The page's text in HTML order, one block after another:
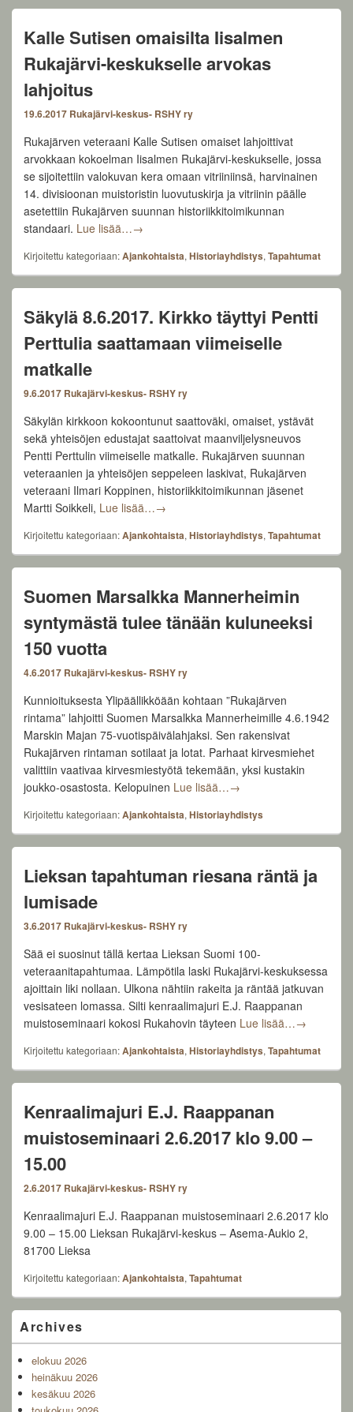
Kalle Sutisen omaisilta Iisalmen
Rukajärvi-keskukselle arvokas
lahjoitus
19.6.2017 Rukajärvi-keskus- RSHY ry
Rukajärven veteraani Kalle Sutisen omaiset lahjoittivat
arvokkaan kokoelman Iisalmen Rukajärvi-keskukselle, jossa
se sijoitettiin valokuvan kera omaan vitriiniinsä, harvinainen
14. divisioonan muistoristin luovutuskirja ja vitriinin päälle
asetettiin Rukajärven suunnan historiikkitoimikunnan
standaari. Lue lisää…Kalle Sutisen omaisilta Iisalmen Rukajärvi-
→
Kirjoitettu kategoriaan:Ajankohtaista, Historiayhdistys, Tapahtumat
Säkylä 8.6.2017. Kirkko täyttyi Pentti
Perttulia saattamaan viimeiselle
matkalle
9.6.2017 Rukajärvi-keskus- RSHY ry
Säkylän kirkkoon kokoontunut saattoväki, omaiset, ystävät
sekä yhteisöjen edustajat saattoivat maanviljelysneuvos
Pentti Perttulin viimeiselle matkalle. Rukajärven suunnan
veteraanien ja yhteisöjen seppeleen laskivat, Rukajärven
veteraani Ilmari Koppinen, historiikkitoimikunnan jäsenet
Martti Soikkeli, Lue lisää…Säkylä 8.6.2017. Kirkko täyttyi Pentti
→
Kirjoitettu kategoriaan:Ajankohtaista, Historiayhdistys, Tapahtumat
Suomen Marsalkka Mannerheimin
syntymästä tulee tänään kuluneeksi
150 vuotta
4.6.2017 Rukajärvi-keskus- RSHY ry
Kunnioituksesta Ylipäällikköään kohtaan ”Rukajärven
rintama” lahjoitti Suomen Marsalkka Mannerheimille 4.6.1942
Marskin Majan 75-vuotispäivälahjaksi. Sen rakensivat
Rukajärven rintaman sotilaat ja lotat. Parhaat kirvesmiehet
valittiin vaativaa kirvesmiestyötä tekemään, yksi kustakin
joukko-osastosta. Kelopuinen Lue lisää…Suomen Marsalkka
→
Kirjoitettu kategoriaan:Ajankohtaista, Historiayhdistys
Lieksan tapahtuman riesana räntä ja
lumisade
3.6.2017 Rukajärvi-keskus- RSHY ry
Sää ei suosinut tällä kertaa Lieksan Suomi 100-
veteraanitapahtumaa. Lämpötila laski Rukajärvi-keskuksessa
ajoittain liki nollaan. Ulkona nähtiin rakeita ja räntää jatkuvan
vesisateen lomassa. Silti kenraalimajuri E.J. Raappanan
muistoseminaari kokosi Rukahovin täyteen Lue lisää…Lieksan
→
Kirjoitettu kategoriaan:Ajankohtaista, Historiayhdistys, Tapahtumat
Kenraalimajuri E.J. Raappanan
muistoseminaari 2.6.2017 klo 9.00 –
15.00
2.6.2017 Rukajärvi-keskus- RSHY ry
Kenraalimajuri E.J. Raappanan muistoseminaari 2.6.2017 klo
9.00 – 15.00 Lieksan Rukajärvi-keskus – Asema-Aukio 2,
81700 Lieksa
Kirjoitettu kategoriaan:Ajankohtaista, Tapahtumat
Primary
Sidebar
Area
Archives
elokuu 2026
heinäkuu 2026
kesäkuu 2026